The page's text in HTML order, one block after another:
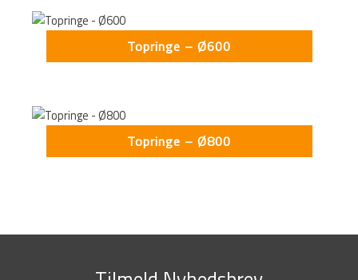
Topringe – Ø600
Topringe – Ø800